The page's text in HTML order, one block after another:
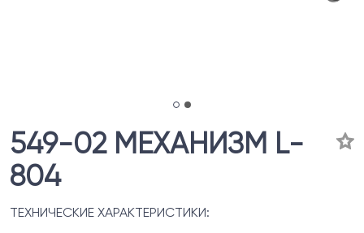
549-02 МЕХАНИЗМ L-
804
ТЕХНИЧЕСКИЕ ХАРАКТЕРИСТИКИ: